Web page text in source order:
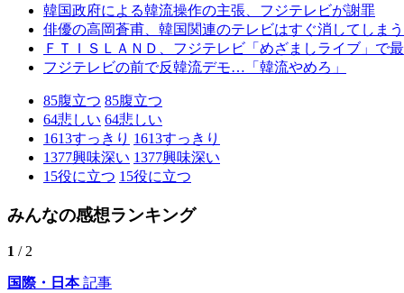
韓国政府による韓流操作の主張、フジテレビが謝罪
俳優の高岡蒼甫、韓国関連のテレビはすぐ消してしま
ＦＴＩＳＬＡＮＤ、フジテレビ「めざましライブ」で
フジテレビの前で反韓流デモ…「韓流やめろ」
85腹立つ 85腹立つ
64悲しい 64悲しい
1613すっきり 1613すっきり
1377興味深い 1377興味深い
15役に立つ 15役に立つ
みんなの感想ランキング
1 / 2
国際・日本記事